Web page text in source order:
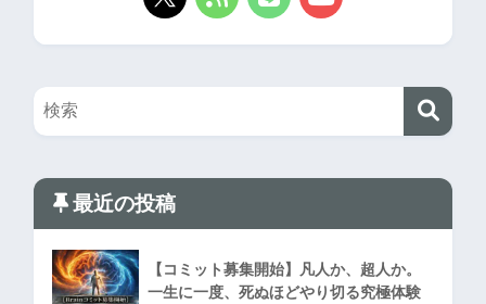
最近の投稿
【コミット募集開始】凡人か、超人か。
一生に一度、死ぬほどやり切る究極体験